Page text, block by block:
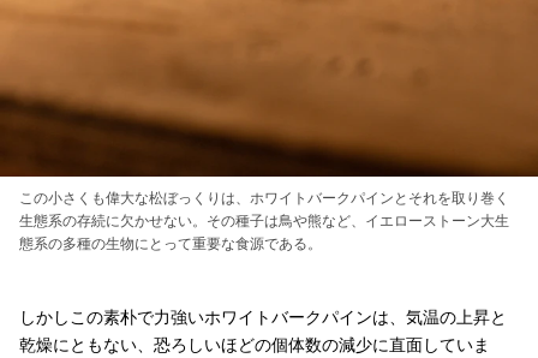
この小さくも偉大な松ぼっくりは、ホワイトバークパインとそれを取り巻く
生態系の存続に欠かせない。その種子は鳥や熊など、イエローストーン大生
態系の多種の生物にとって重要な食源である。
しかしこの素朴で力強いホワイトバークパインは、気温の上昇と
乾燥にともない、恐ろしいほどの個体数の減少に直面していま